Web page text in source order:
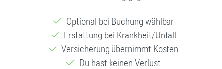
Optional bei Buchung wählbar
Erstattung bei Krankheit/Unfall
Versicherung übernimmt Kosten
Du hast keinen Verlust